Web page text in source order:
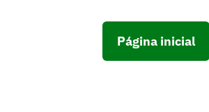
Página inicial